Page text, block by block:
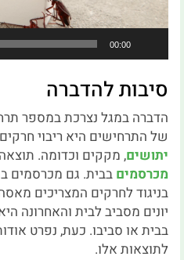
00:00
סיבות להדברה
הדברה במגל נצרכת במספר
של התרחישים היא ריבוי
יתושים, מקקים וכדומה.
מכרסמים בבית. גם מכרסמים
בניגוד לחרקים המצריכים
יונים מסביב לבית והאחרונה
בבית או סביבו. כעת, נפרט
לתוצאות אלו.